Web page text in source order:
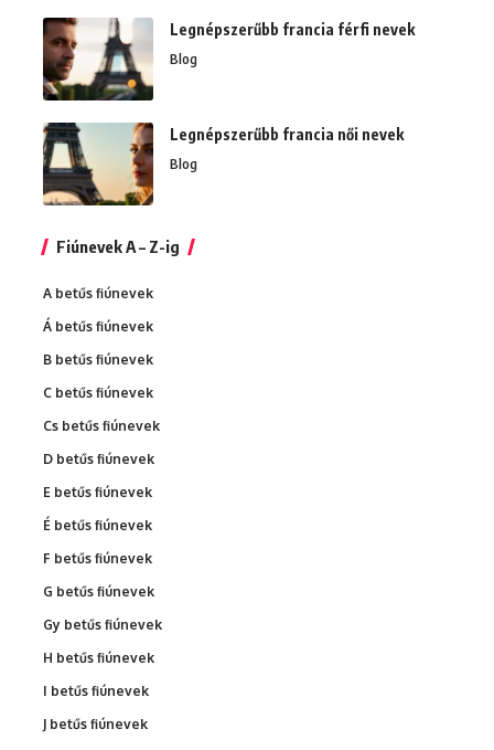
Legnépszerűbb francia férfi nevek
Blog
Legnépszerűbb francia női nevek
Blog
Fiúnevek A – Z-ig
A betűs fiúnevek
Á betűs fiúnevek
B betűs fiúnevek
C betűs fiúnevek
Cs betűs fiúnevek
D betűs fiúnevek
E betűs fiúnevek
É betűs fiúnevek
F betűs fiúnevek
G betűs fiúnevek
Gy betűs fiúnevek
H betűs fiúnevek
I betűs fiúnevek
J betűs fiúnevek